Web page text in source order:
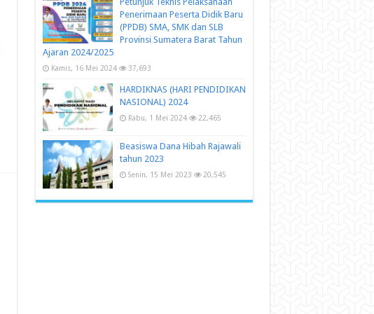
Penerimaan Peserta Didik Baru
(PPDB) SMA, SMK dan SLB
Provinsi Sumatera Barat Tahun
Ajaran 2024/2025
Kamis, 16 Mei 2024 37,693
HARDIKNAS (HARI PENDIDIKAN
NASIONAL) 2024
Rabu, 1 Mei 2024 22,465
Beasiswa Dana Hibah Rajawali
tahun 2023
Senin, 15 Mei 2023 20,545